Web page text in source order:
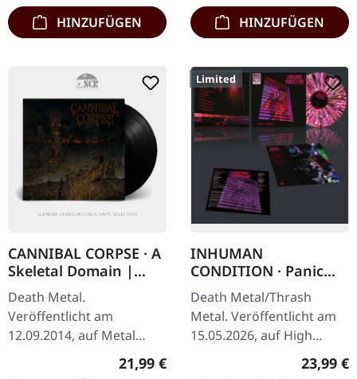
HINZUFÜGEN HINZUFÜGEN
CANNIBAL CORPSE · A
Skeletal Domain |
BLACK LP
Death Metal.
Veröffentlicht am
12.09.2014, auf Metal
Blade Records. Schwarzes
Vinyl im Gatefold-Cover
Regulärer Preis:
21,99 €
Limited
INHUMAN
CONDITION · Panic
Prayer | MULTI-
SPLATTER LP
Death Metal/Thrash
Metal. Veröffentlicht am
15.05.2026, auf High
Roller Records. Multi-23,99 €